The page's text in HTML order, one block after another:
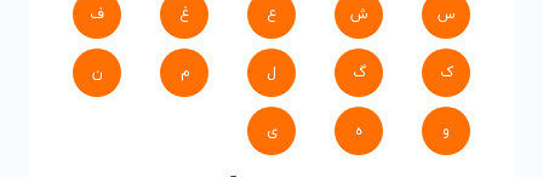
س ش ع غ ف
ک گ ل م ن
و ه ی